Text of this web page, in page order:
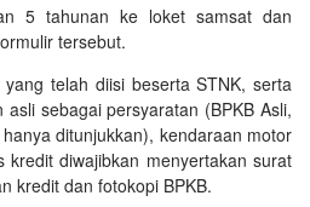
5 tahunan ke loket samsat dan
tersebut.
telah diisi beserta STNK, serta
sebagai persyaratan (BPKB Asli,
ditunjukkan), kendaraan motor
kredit diwajibkan menyertakan surat
kredit dan fotokopi BPKB.